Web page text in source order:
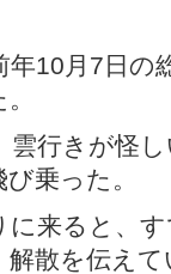
10月7日の
雲行きが怪
乗った。
に来ると、
解散を伝えて